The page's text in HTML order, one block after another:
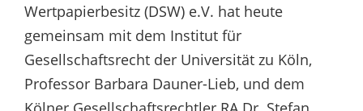
Wertpapierbesitz (DSW) e.V. hat heute
gemeinsam mit dem Institut für
Gesellschaftsrecht der Universität zu Köln,
Professor Barbara Dauner-Lieb, und dem